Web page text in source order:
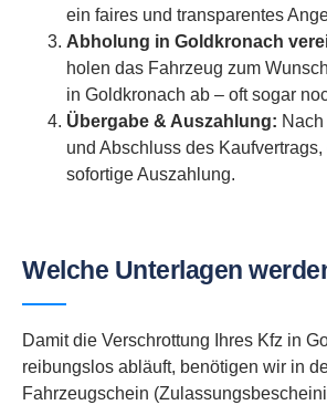
ein faires und transparentes
Abholung in Goldkronach
holen das Fahrzeug zum
in Goldkronach ab – oft sogar
Übergabe & Auszahlung:
und Abschluss des
sofortige Auszahlung.
Welche Unterlagen
Damit die Verschrottung Ihres Kfz in
reibungslos abläuft, benötigen wir in
Fahrzeugschein